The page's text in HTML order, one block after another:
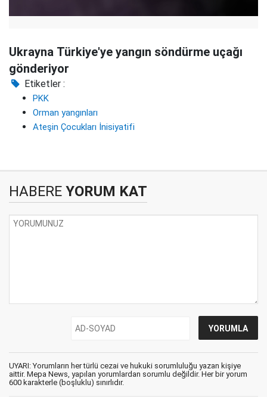
Ukrayna Türkiye'ye yangın söndürme uçağı
gönderiyor
Etiketler :
PKK
Orman yangınları
Ateşin Çocukları İnisiyatifi
HABERE YORUM KAT
UYARI: Yorumların her türlü cezai ve hukuki sorumluluğu yazan kişiye
aittir. Mepa News, yapılan yorumlardan sorumlu değildir. Her bir yorum
600 karakterle (boşluklu) sınırlıdır.